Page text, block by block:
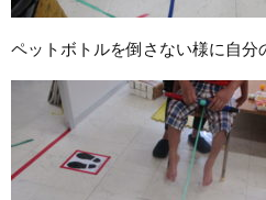
ペットボトルを倒さない様に自分